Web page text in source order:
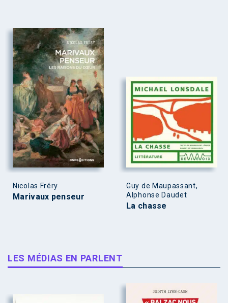
Nicolas Fréry
Marivaux penseur
Guy de Maupassant,
Alphonse Daudet
La chasse
LES MÉDIAS EN PARLENT